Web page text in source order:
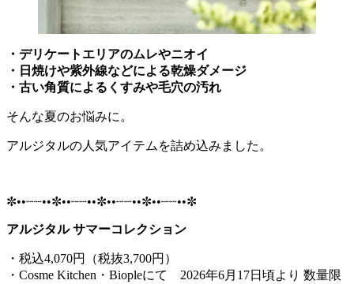
・デリケートエリアのムレやニオイ
・日焼けや紫外線などによる乾燥ダメージ
・古い角質によるくすみや毛穴の汚れ
そんな夏のお悩みに。
アルジタルの人気アイテムを詰め込みました。
✼••┈┈••✼••┈┈••✼••┈┈••✼••┈┈••✼
アルジタル サマーコレクション
・税込4,070円（税抜3,700円）
・Cosme Kitchen・Biopleにて 2026年6月17日頃より 数量限